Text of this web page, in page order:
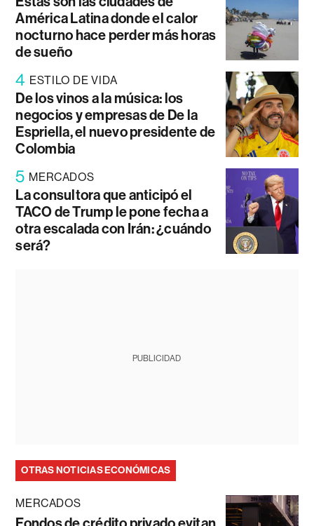
América Latina donde el calor
nocturno hace perder más horas
de sueño
4 ESTILO DE VIDA
De los vinos a la música: los
negocios y empresas de De la
Espriella, el nuevo presidente de
Colombia
5 MERCADOS
La consultora que anticipó el
TACO de Trump le pone fecha a
otra escalada con Irán: ¿cuándo
será?
PUBLICIDAD
OTRAS NOTICIAS ECONÓMICAS
MERCADOS